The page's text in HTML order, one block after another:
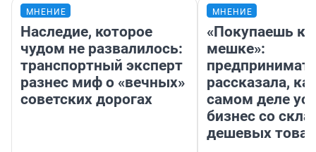
МНЕНИЕ
Наследие, которое
чудом не развалилось:
транспортный эксперт
разнес миф о «вечных»
советских дорогах
МНЕНИЕ
«Покупаешь
мешке»:
рассказала,
самом деле
бизнес со
дешевых